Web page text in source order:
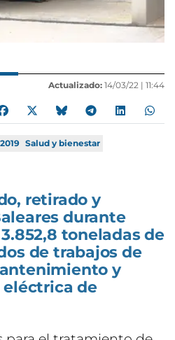
Actualizado: 14/03/22 | 11:44
2019 Salud y bienestar
retirado y
durante
toneladas de
de trabajos de
y
eléctrica de